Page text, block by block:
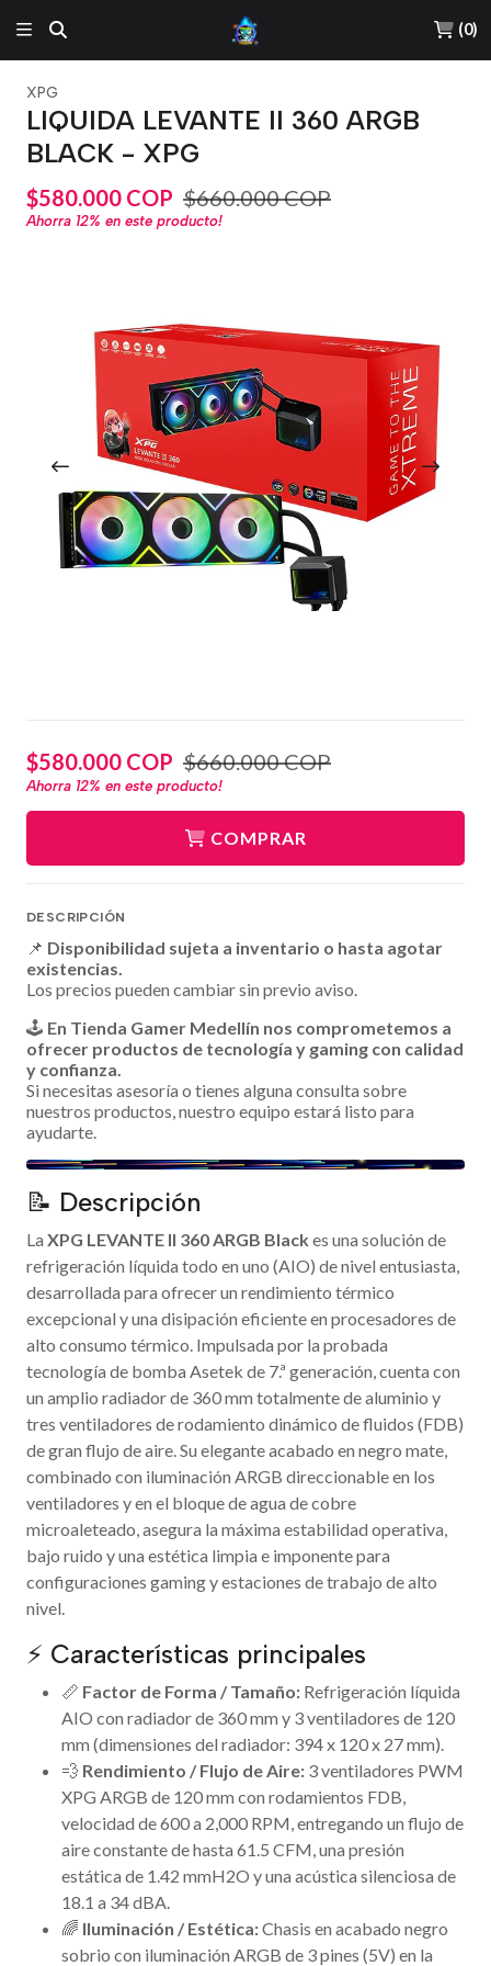
(0)
XPG
LIQUIDA LEVANTE II 360 ARGB
BLACK - XPG
$580.000 COP $660.000 COP
Ahorra 12% en este producto!
$580.000 COP $660.000 COP
Ahorra 12% en este producto!
COMPRAR
DESCRIPCIÓN
📌 Disponibilidad sujeta a inventario o hasta agotar
existencias.
Los precios pueden cambiar sin previo aviso.
🕹️ En Tienda Gamer Medellín nos comprometemos a
ofrecer productos de tecnología y gaming con calidad
y confianza.
Si necesitas asesoría o tienes alguna consulta sobre
nuestros productos, nuestro equipo estará listo para
ayudarte.
📝 Descripción
La XPG LEVANTE II 360 ARGB Black es una solución de
refrigeración líquida todo en uno (AIO) de nivel entusiasta,
desarrollada para ofrecer un rendimiento térmico
excepcional y una disipación eficiente en procesadores de
alto consumo térmico. Impulsada por la probada
tecnología de bomba Asetek de 7.ª generación, cuenta con
un amplio radiador de 360 mm totalmente de aluminio y
tres ventiladores de rodamiento dinámico de fluidos (FDB)
de gran flujo de aire. Su elegante acabado en negro mate,
combinado con iluminación ARGB direccionable en los
ventiladores y en el bloque de agua de cobre
microaleteado, asegura la máxima estabilidad operativa,
bajo ruido y una estética limpia e imponente para
configuraciones gaming y estaciones de trabajo de alto
nivel.
⚡ Características principales
📏 Factor de Forma / Tamaño: Refrigeración líquida
AIO con radiador de 360 mm y 3 ventiladores de 120
mm (dimensiones del radiador: 394 x 120 x 27 mm).
💨 Rendimiento / Flujo de Aire: 3 ventiladores PWM
XPG ARGB de 120 mm con rodamientos FDB,
velocidad de 600 a 2,000 RPM, entregando un flujo de
aire constante de hasta 61.5 CFM, una presión
estática de 1.42 mmH2O y una acústica silenciosa de
18.1 a 34 dBA.
🌈 Iluminación / Estética:Chasis en acabado negro
sobrio con iluminación ARGB de 3 pines (5V) en la